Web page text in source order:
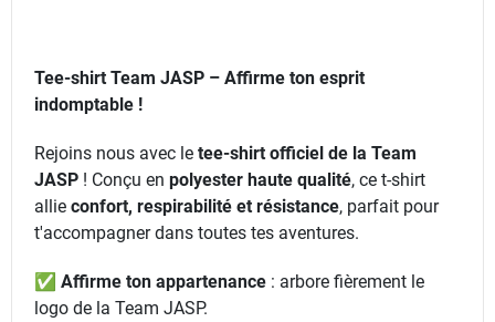
Tee-shirt Team JASP – Affirme ton esprit
indomptable !
Rejoins nous avec le tee-shirt officiel de la Team
JASP ! Conçu en polyester haute qualité, ce t-shirt
allie confort, respirabilité et résistance, parfait pour
t'accompagner dans toutes tes aventures.
✅ Affirme ton appartenance : arbore fièrement le
logo de la Team JASP.